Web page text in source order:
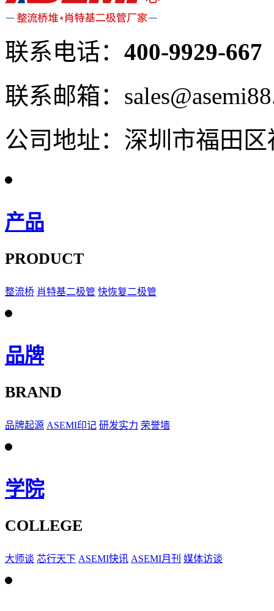
联系电话： 400-9929-667
联系邮箱：
公司地址：深圳市福田
产品
PRODUCT
整流桥 肖特基二极管 快恢复二极管
品牌
BRAND
品牌起源 ASEMI印记 研发实力 荣誉墙
学院
COLLEGE
大师谈 芯行天下 ASEMI快讯 ASEMI月刊 媒体访谈